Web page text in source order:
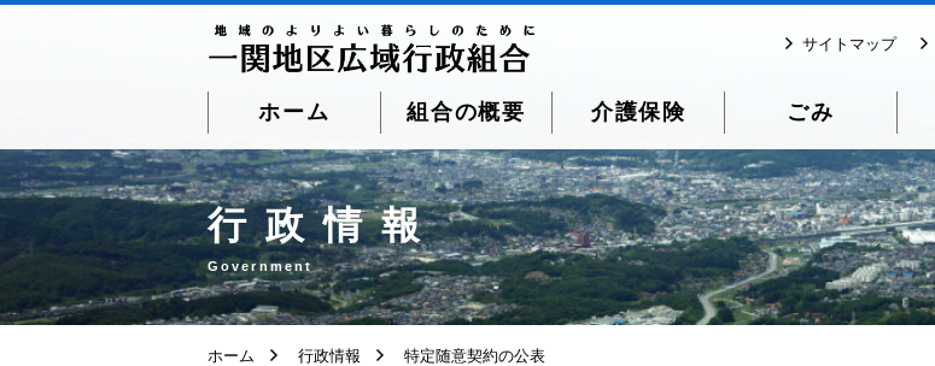
ホーム 組合の概要 介護保険 ごみ
サイトマップ
ページ本文へ移動
行政情報
Government
ホーム 行政情報 特定随意契約の公表